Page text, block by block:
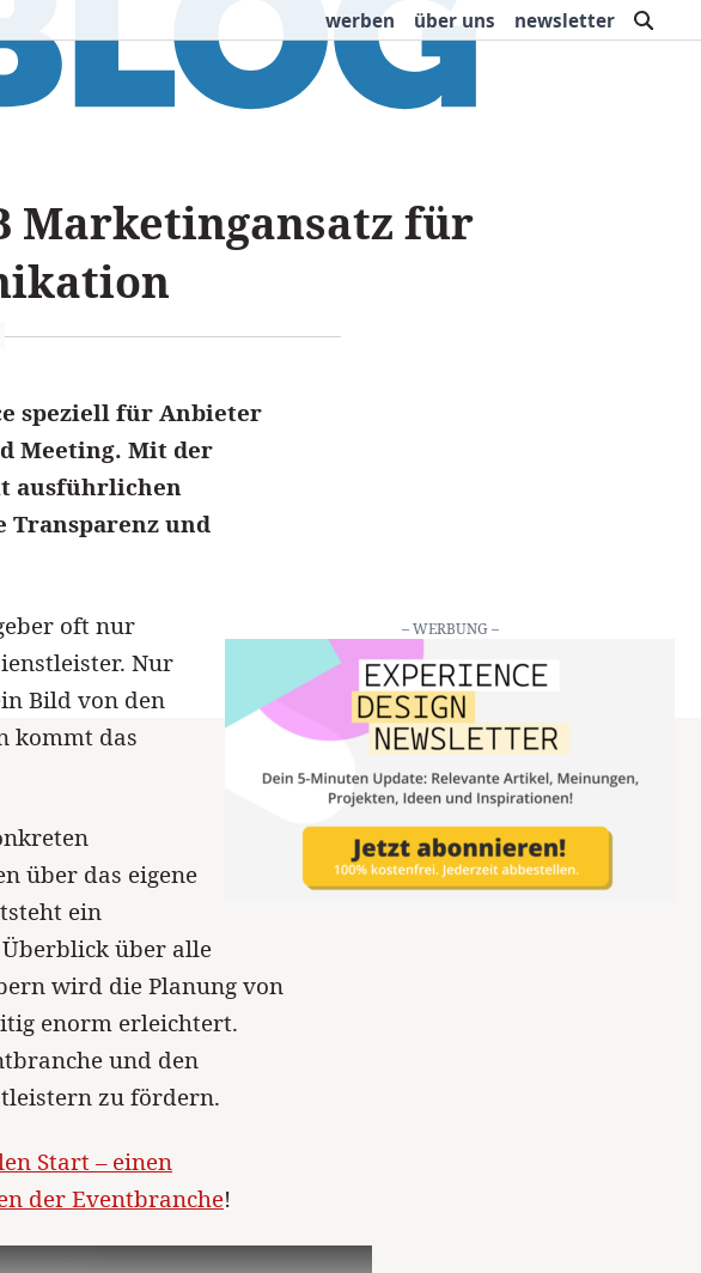
werben über uns newsletter
Über uns Werbung
Buchtipps
Marketingansatz für
speziell für Anbieter
Meeting. Mit der
ausführlichen
und
– WERBUNG –
oft nur
Nur
Bild von den
kommt das
über das eigene
ein
über alle
wird die Planung von
enorm erleichtert.
und den
zu fördern.
Start – einen
der Eventbranche!